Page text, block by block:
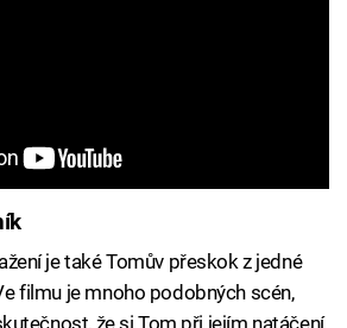
je také Tomův přeskok z jedné
filmu je mnoho podobných scén,